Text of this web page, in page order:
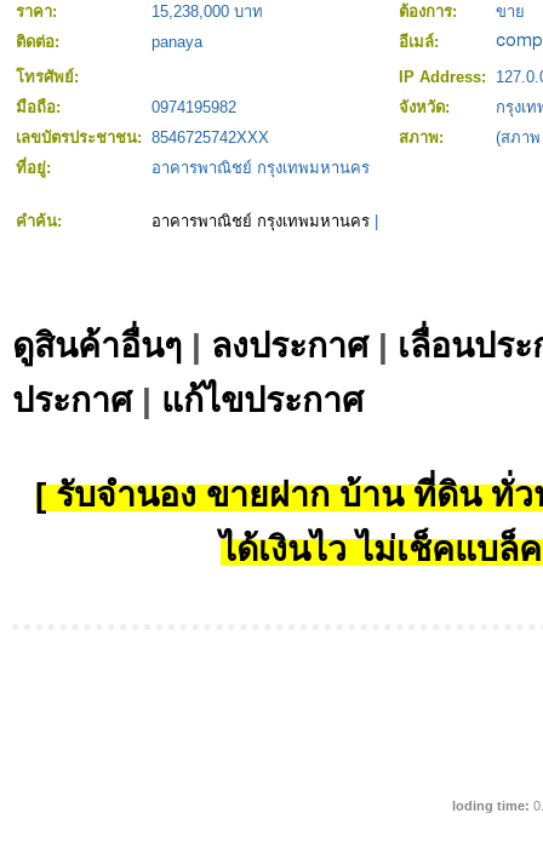
ราคา:
15,238,000 บาท ต้องการ:
ขาย
ติดต่อ:
panaya
อีเมล์:
โทรศัพย์:
IP Address:
มือถือ:
0974195982 จังหวัด:
กรุงเ
เลขบัตรประชาชน: 8546725742XXX สภาพ:
(สภาพ
ที่อยู่:
อาคารพาณิชย์ กรุงเทพมหานคร
คำค้น: อาคารพาณิชย์ กรุงเทพมหานคร
ดูสินค้าอื่นๆ | ลงประกาศ| เลื่อนปร
ประกาศ| แก้ไขประกาศ
[ รับจำนอง ขายฝาก บ้าน ที่ดิน ทั่ว
ได้เงินไว ไม่เช็คแบล็
loding time: